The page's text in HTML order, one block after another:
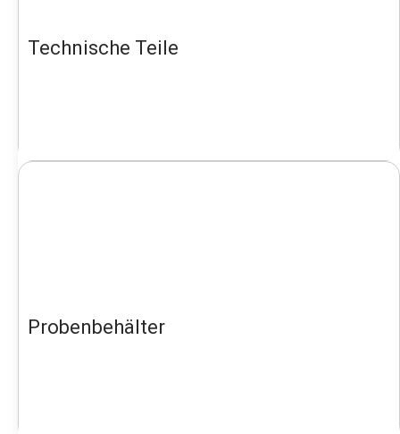
Technische Teile
Probenbehälter